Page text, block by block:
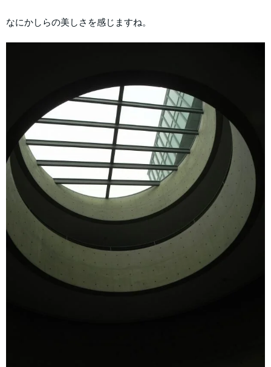
なにかしらの美しさを感じますね。